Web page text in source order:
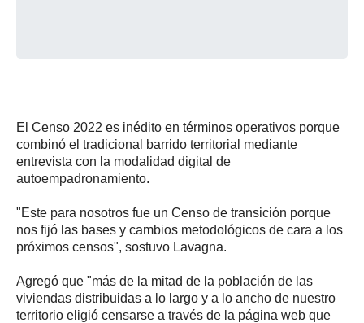
El Censo 2022 es inédito en términos operativos porque
combinó el tradicional barrido territorial mediante
entrevista con la modalidad digital de
autoempadronamiento.
"Este para nosotros fue un Censo de transición porque
nos fijó las bases y cambios metodológicos de cara a los
próximos censos", sostuvo Lavagna.
Agregó que "más de la mitad de la población de las
viviendas distribuidas a lo largo y a lo ancho de nuestro
territorio eligió censarse a través de la página web que